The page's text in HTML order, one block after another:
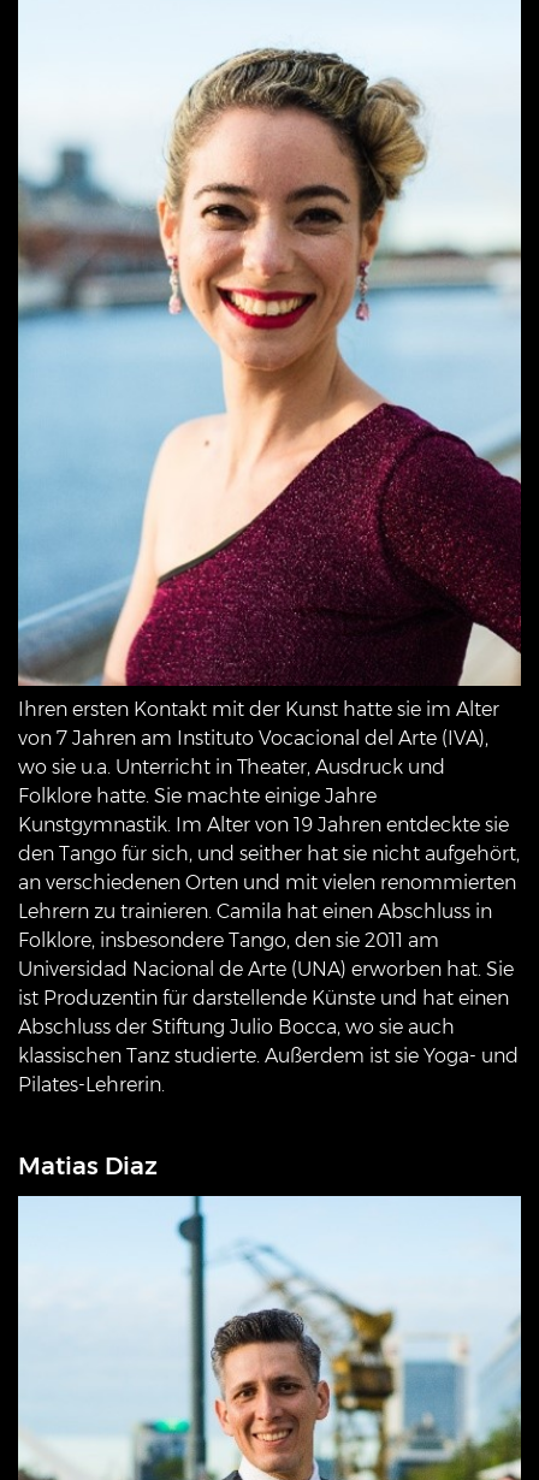
Ihren ersten Kontakt mit der Kunst hatte sie im Alter
von 7 Jahren am Instituto Vocacional del Arte (IVA),
wo sie u.a. Unterricht in Theater, Ausdruck und
Folklore hatte. Sie machte einige Jahre
Kunstgymnastik. Im Alter von 19 Jahren entdeckte sie
den Tango für sich, und seither hat sie nicht aufgehört,
an verschiedenen Orten und mit vielen renommierten
Lehrern zu trainieren. Camila hat einen Abschluss in
Folklore, insbesondere Tango, den sie 2011 am
Universidad Nacional de Arte (UNA) erworben hat. Sie
ist Produzentin für darstellende Künste und hat einen
Abschluss der Stiftung Julio Bocca, wo sie auch
klassischen Tanz studierte. Außerdem ist sie Yoga- und
Pilates-Lehrerin.
Matias Diaz